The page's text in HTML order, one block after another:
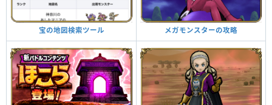
宝の地図検索ツール メガモンスターの攻略